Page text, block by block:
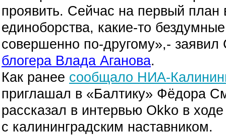
проявить. Сейчас на первый план
единоборства, какие-то
совершенно по-другому»,-
блогера Влада Аганова.
Как ранее сообщало НИА-
приглашал в «Балтику» Фёдора
рассказал в интервью Okko в ходе
с калининградским наставником.